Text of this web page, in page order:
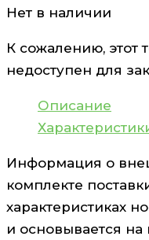
Нет в наличии
К сожалению, этот
недоступен для
Описание
Информация о
комплекте
характеристиках
и основывается